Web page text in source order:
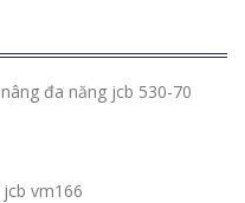
đa năng jcb 530-70
vm166